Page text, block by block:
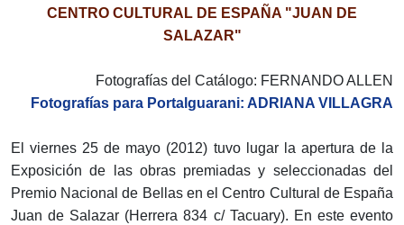
CENTRO CULTURAL DE ESPAÑA "JUAN DE
SALAZAR"
Fotografías del Catálogo: FERNANDO ALLEN
Fotografías para Portalguarani: ADRIANA VILLAGRA
El viernes 25 de mayo (2012) tuvo lugar la apertura de la
Exposición de las obras premiadas y seleccionadas del
Premio Nacional de Bellas en el Centro Cultural de España
Juan de Salazar (Herrera 834 c/ Tacuary). En este evento